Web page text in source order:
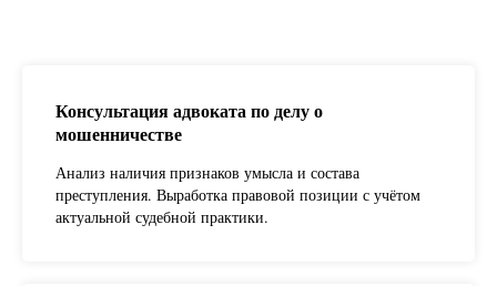
Консультация адвоката по делу о
мошенничестве
Анализ наличия признаков умысла и состава
преступления. Выработка правовой позиции с учётом
актуальной судебной практики.